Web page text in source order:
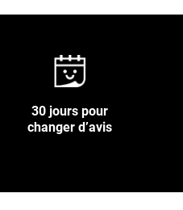
30 jours pour
changer d’avis